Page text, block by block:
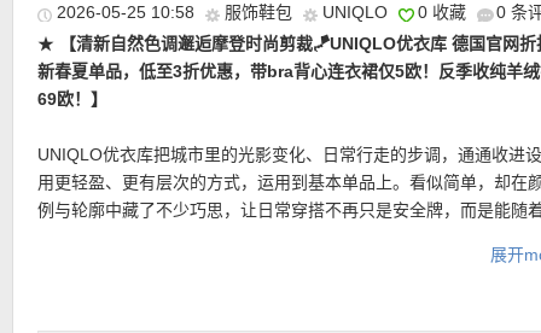
2026-05-25 10:58 服饰鞋包 UNIQLO 0 收藏
0 条
★
【清新自然色调邂逅摩登时尚剪裁🪁UNIQLO优衣库 德国官网折
新春夏单品，低至3折优惠，带bra背心连衣裙仅5欧！反季收纯羊
69欧！】
UNIQLO优衣库把城市里的光影变化、日常行走的步调，通通收进
用更轻盈、更有层次的方式，运用到基本单品上。看似简单，却在
例与轮廓中藏了不少巧思，让日常穿搭不再只是安全牌，而是能随
既要舒服、好活动，也要有型、有记忆点。机能休闲与经典洗链不
展开